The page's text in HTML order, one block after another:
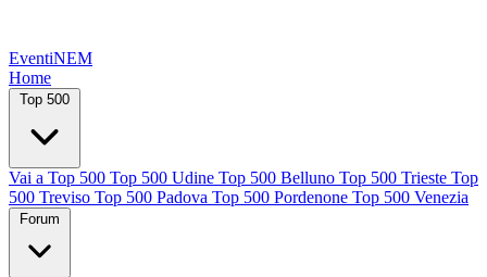
EventiNEM
Home
Top 500
Vai a Top 500 Top 500 Udine Top 500 Belluno Top 500 Trieste Top
500 Treviso Top 500 Padova Top 500 Pordenone Top 500 Venezia
Forum